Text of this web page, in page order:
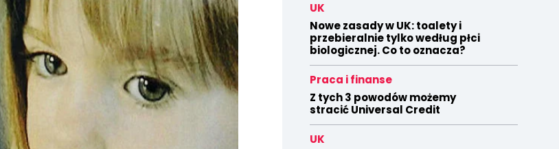
UK
Nowe zasady w UK: toalety i
przebieralnie tylko według płci
biologicznej. Co to oznacza?
Praca i finanse
Z tych 3 powodów możemy
stracić Universal Credit
UK